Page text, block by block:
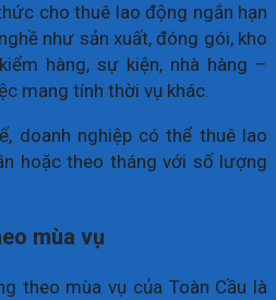
cho thuê lao động ngắn hạn
như sản xuất, đóng gói, kho
hàng, sự kiện, nhà hàng –
mang tính thời vụ khác.
doanh nghiệp có thể thuê lao
hoặc theo tháng với số lượng
mùa vụ
theo mùa vụ của Toàn Cầu là